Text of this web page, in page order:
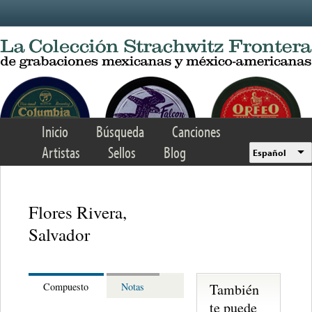
Inicio Búsqueda
Canciones
Artistas
Sellos Blog Español
Flores Rivera,
Salvador
Compuesto Notas
También
te puede